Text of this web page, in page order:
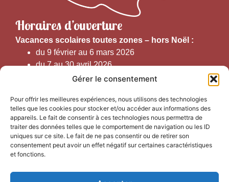
Gérer le consentement
Pour offrir les meilleures expériences, nous utilisons des technologies
telles que les cookies pour stocker et/ou accéder aux informations des
appareils. Le fait de consentir à ces technologies nous permettra de
traiter des données telles que le comportement de navigation ou les ID
uniques sur ce site. Le fait de ne pas consentir ou de retirer son
consentement peut avoir un effet négatif sur certaines caractéristiques
et fonctions.
Horaires d’ouverture
Vacances scolaires toutes zones – hors Noël :
du 9 février au 6 mars 2026
du 7 au 30 avril 2026
du 1er juin au 30 septembre 2026
Horaires d’ouverture au public :
Du 1er septembre au 30 juin 2026 (hors juillet et août)
du lundi au vendredi de 9h50 à 12h30 et de